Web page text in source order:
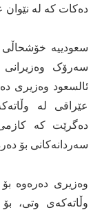
دەکات کە لە نێوان
سعودییە
سەرۆک
عێراقی لە
دەگرێت کە
سەردانەکانی بۆ
وەزیری دەرەوە
وڵاتەکەی وتی،